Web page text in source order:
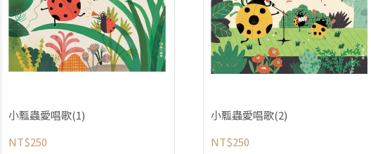
小瓢蟲愛唱歌(1)
NT$250
小瓢蟲愛唱歌(2)
NT$250